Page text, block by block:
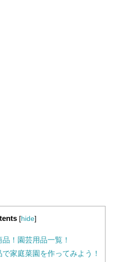
[hide]
！園芸用品一覧！
家庭菜園を作ってみよう！